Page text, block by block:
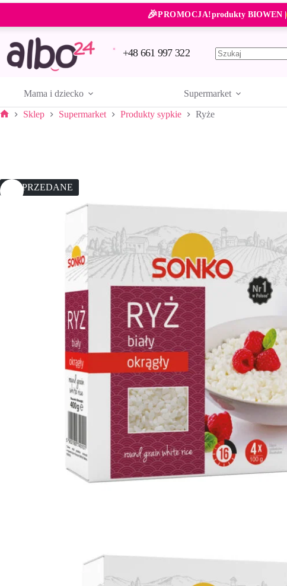
Przejdź
treści
🎉PROMOCJA!produkty BIOWEN |
+48 661 997 322
Mama i dziecko Supermarket
Sklep Supermarket Produkty sypkie Ryże
WYPRZEDANE